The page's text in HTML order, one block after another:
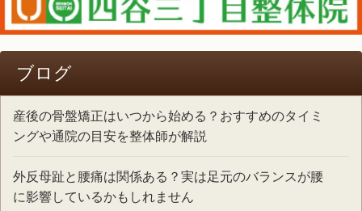
ブログ
産後の骨盤矯正はいつから始める？おすすめのタイミ
ングや通院の目安を整体師が解説
外反母趾と腰痛は関係ある？実は足元のバランスが腰
に影響しているかもしれません